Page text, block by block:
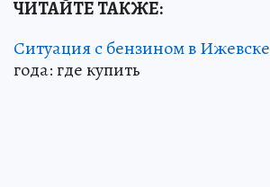
ЧИТАЙТЕ ТАКЖЕ:
Ситуация с бензином в Ижевске
года: где купить